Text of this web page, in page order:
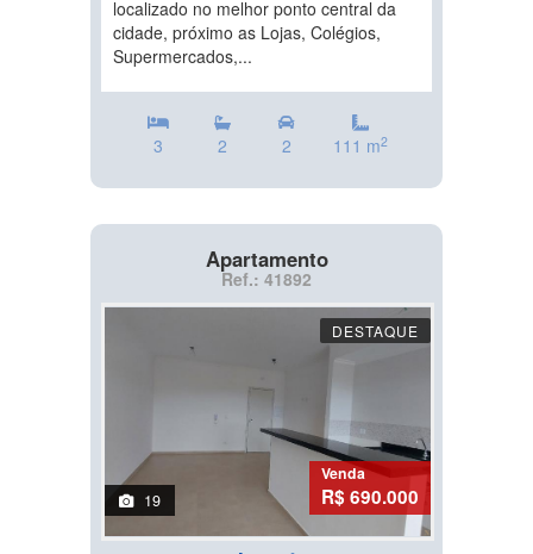
localizado no melhor ponto central da
cidade, próximo as Lojas, Colégios,
Supermercados,...
3 2 2 111 m2
Apartamento
Ref.: 41892
DESTAQUE
19
Venda
R$ 690.000